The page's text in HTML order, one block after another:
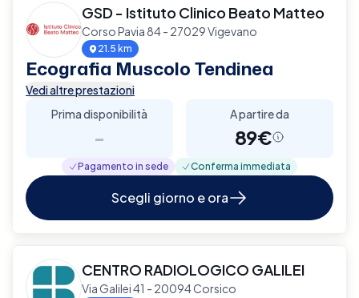
GSD - Istituto Clinico Beato Matteo
Corso Pavia 84 - 27029 Vigevano
21.5 km
Ecografia Muscolo Tendinea
Vedi altre prestazioni
Prima disponibilità
-
A partire da
89€
Pagamento in sede Conferma immediata
Scegli giorno e ora
CENTRO RADIOLOGICO GALILEI
Via Galilei 41 - 20094 Corsico